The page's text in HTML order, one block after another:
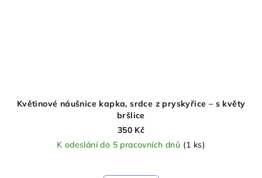
Květinové náušnice kapka, srdce z pryskyřice – s květy
bršlice
350 Kč
K odeslání do 5 pracovních dnů (1 ks)